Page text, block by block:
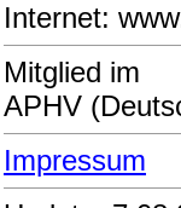
Internet:
Mitglied im
APHV
Impressum